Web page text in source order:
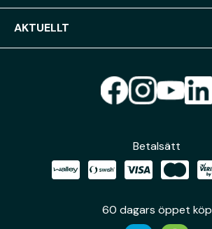
AKTUELLT
Betalsätt
60 dagars öppet köp